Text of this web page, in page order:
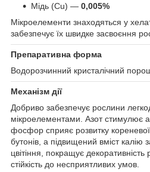
Мідь (Cu) — 0,005%
Мікроелементи знаходяться у
забезпечує їх швидке засвоєння
Препаративна форма
Водорозчинний кристалічний
Механізм дії
Добриво забезпечує рослини
мікроелементами. Азот стимулює
фосфор сприяє розвитку
бутонів, а підвищений вміст калію
цвітіння, покращує декоративність
стійкість до несприятливих умов.